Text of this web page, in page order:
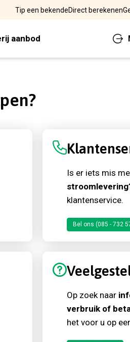
Tip een bekendeDirect berekenen
aanbod
Is er iets mis
klantenservice.
Bel ons (085 - 732
Op zoek naar
verbruik of
het voor u op